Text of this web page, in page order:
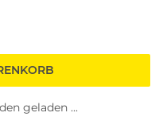
geladen ...